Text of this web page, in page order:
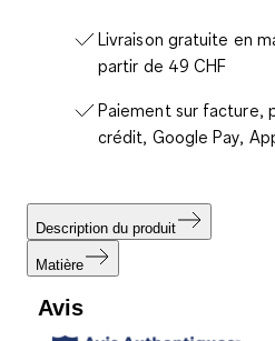
Livraison gratuite en
partir de 49 CHF
Paiement sur facture,
crédit, Google Pay,
Description du produit
Matière
Avis